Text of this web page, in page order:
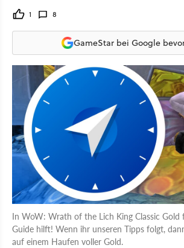
1 8
GameStar bei Google
In WoW: Wrath of the Lich King Classic Gold
Guide hilft! Wenn ihr unseren Tipps folgt,
auf einem Haufen voller Gold.